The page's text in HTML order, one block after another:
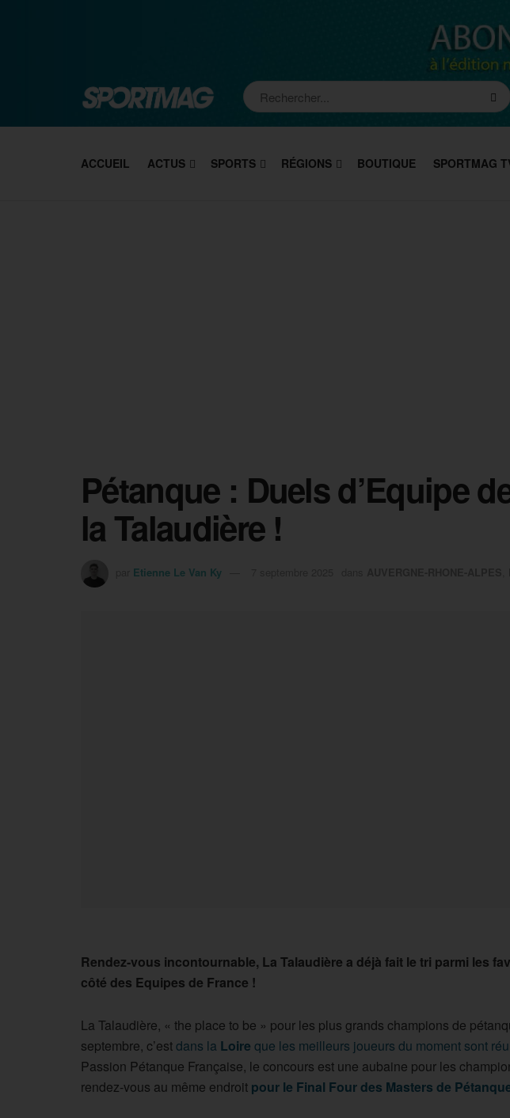
ACCUEIL ACTUS SPORTS RÉGIONS BOUTIQUE SPORTMAG
Pétanque : Duels d’Equipe
la Talaudière !
Etienne Le Van Ky
Rendez-vous incontournable, La Talaudière a déjà fait le tri parmi les
côté des Equipes de France !
La Talaudière, « the place to be » pour les plus grands champions de
septembre, c’estdans la Loire que les meilleurs joueurs du moment sont
Passion Pétanque Française, le concours est une aubaine pour les
rendez-vous au même endroit pour le Final Four des Masters de